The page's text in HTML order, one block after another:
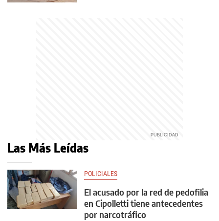
Las Más Leídas
POLICIALES
El acusado por la red de pedofilia
en Cipolletti tiene antecedentes
por narcotráfico